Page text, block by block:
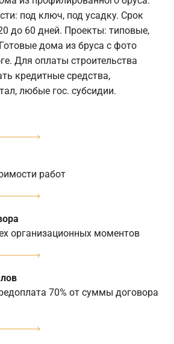
под ключ, под усадку. Срок
до 60 дней. Проекты: типовые,
дома из бруса с фото
Для оплаты строительства
кредитные средства,
любые гос. субсидии.
работ
организационных моментов
70% от суммы договора